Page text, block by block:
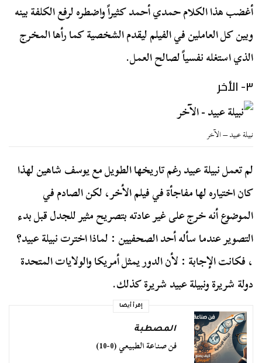
أغضب هذا الكلام حمدي أحمد كثيراً واضطره لرفع الكلفة بينه
وبين كل العاملين في الفيلم ليقدم الشخصية كما رأها المخرج
الذي استغله نفسياً لصالح العمل.
٣- الأخر
نبيلة عبيد – الآخر
لم تعمل نبيلة عبيد رغم تاريخها الطويل مع يوسف شاهين لهذا
كان اختياره لها مفاجأة في فيلم الأخر، لكن الصادم في
الموضوع أنه خرج على غير عادته بتصريح مثير للجدل قبل بدء
التصوير عندما سأله أحد الصحفيين : لماذا اخترت نبيلة عبيد؟
، فكانت الإجابة : لأن الدور يمثل أمريكا والولايات المتحدة
دولة شريرة ونبيلة عبيد شريرة كذلك.
إقرأ أيضا
المصطبة
فن صناعة الطبيعي (0-10)